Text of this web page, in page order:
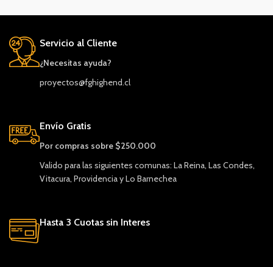
Servicio al Cliente
¿Necesitas ayuda?
proyectos@fghighend.cl
Envío Gratis
Por compras sobre $250.000
Valido para las siguientes comunas: La Reina, Las Condes,
Vitacura, Providencia y Lo Barnechea
Hasta 3 Cuotas sin Interes